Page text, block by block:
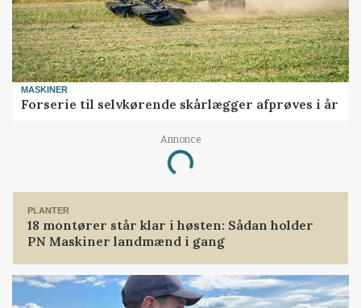
MASKINER
Forserie til selvkørende skårlægger afprøves i år
Annonce
Loading...
PLANTER
18 montører står klar i høsten: Sådan holder
PN Maskiner landmænd i gang